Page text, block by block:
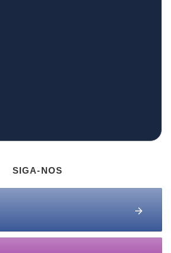
SIGA-NOS